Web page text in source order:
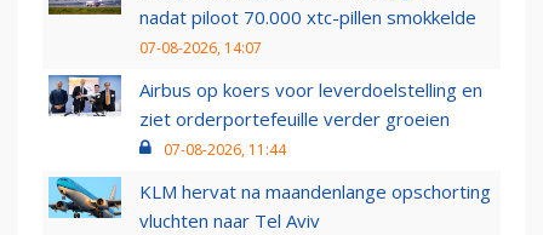
nadat piloot 70.000 xtc-pillen smokkelde
07-08-2026, 14:07
Airbus op koers voor leverdoelstelling en
ziet orderportefeuille verder groeien
07-08-2026, 11:44
KLM hervat na maandenlange opschorting
vluchten naar Tel Aviv